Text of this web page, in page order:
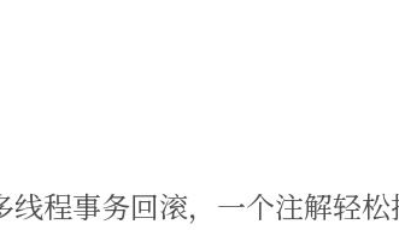
程事务回滚，一个注解轻松